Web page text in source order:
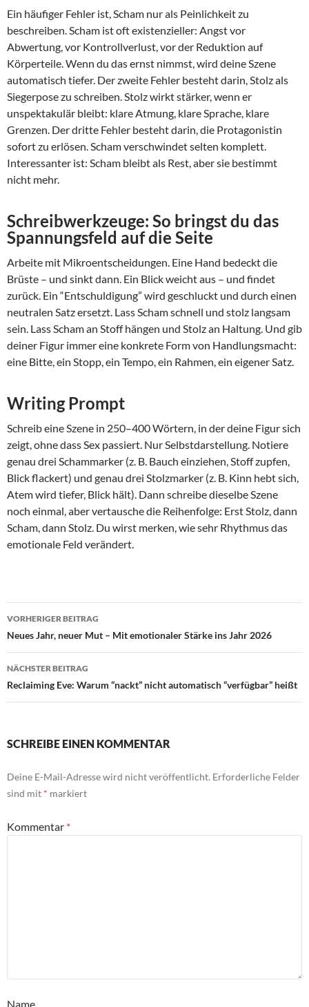
Ein häufiger Fehler ist, Scham nur als Peinlichkeit zu
beschreiben. Scham ist oft existenzieller: Angst vor
Abwertung, vor Kontrollverlust, vor der Reduktion auf
Körperteile. Wenn du das ernst nimmst, wird deine Szene
automatisch tiefer. Der zweite Fehler besteht darin, Stolz als
Siegerpose zu schreiben. Stolz wirkt stärker, wenn er
unspektakulär bleibt: klare Atmung, klare Sprache, klare
Grenzen. Der dritte Fehler besteht darin, die Protagonistin
sofort zu erlösen. Scham verschwindet selten komplett.
Interessanter ist: Scham bleibt als Rest, aber sie bestimmt
nicht mehr.
Schreibwerkzeuge: So bringst du das
Spannungsfeld auf die Seite
Arbeite mit Mikroentscheidungen. Eine Hand bedeckt die
Brüste – und sinkt dann. Ein Blick weicht aus – und findet
zurück. Ein “Entschuldigung” wird geschluckt und durch einen
neutralen Satz ersetzt. Lass Scham schnell und stolz langsam
sein. Lass Scham an Stoff hängen und Stolz an Haltung. Und gib
deiner Figur immer eine konkrete Form von Handlungsmacht:
eine Bitte, ein Stopp, ein Tempo, ein Rahmen, ein eigener Satz.
Writing Prompt
Schreib eine Szene in 250–400 Wörtern, in der deine Figur sich
zeigt, ohne dass Sex passiert. Nur Selbstdarstellung. Notiere
genau drei Schammarker (z. B. Bauch einziehen, Stoff zupfen,
Blick flackert) und genau drei Stolzmarker (z. B. Kinn hebt sich,
Atem wird tiefer, Blick hält). Dann schreibe dieselbe Szene
noch einmal, aber vertausche die Reihenfolge: Erst Stolz, dann
Scham, dann Stolz. Du wirst merken, wie sehr Rhythmus das
emotionale Feld verändert.
Beitragsnavigation
VORHERIGER BEITRAG
Neues Jahr, neuer Mut – Mit emotionaler Stärke ins Jahr 2026
NÄCHSTER BEITRAG
Reclaiming Eve: Warum “nackt” nicht automatisch “verfügbar” heißt
SCHREIBE EINEN KOMMENTAR
Deine E-Mail-Adresse wird nicht veröffentlicht. Erforderliche Felder
sind mit * markiert
Kommentar *
Name